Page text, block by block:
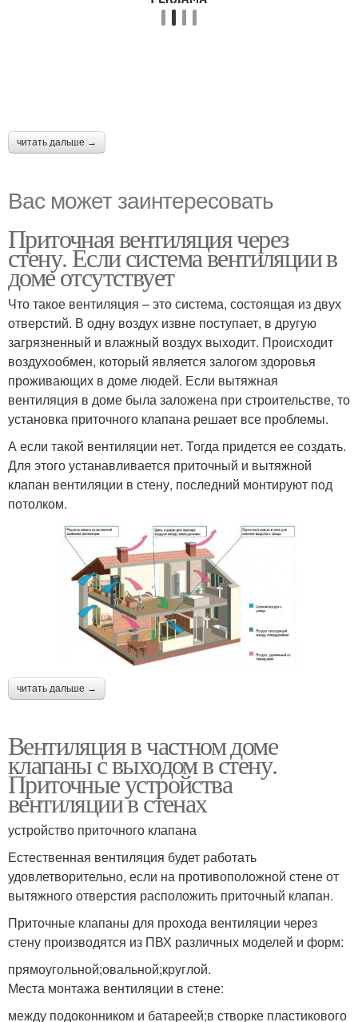
читать дальше →
Вас может заинтересовать
Приточная вентиляция через
стену. Если система вентиляции в
доме отсутствует
Что такое вентиляция – это система, состоящая из двух
отверстий. В одну воздух извне поступает, в другую
загрязненный и влажный воздух выходит. Происходит
воздухообмен, который является залогом здоровья
проживающих в доме людей. Если вытяжная
вентиляция в доме была заложена при строительстве, то
установка приточного клапана решает все проблемы.
А если такой вентиляции нет. Тогда придется ее создать.
Для этого устанавливается приточный и вытяжной
клапан вентиляции в стену, последний монтируют под
потолком.
читать дальше →
Вентиляция в частном доме
клапаны с выходом в стену.
Приточные устройства
вентиляции в стенах
устройство приточного клапана
Естественная вентиляция будет работать
удовлетворительно, если на противоположной стене от
вытяжного отверстия расположить приточный клапан.
Приточные клапаны для прохода вентиляции через
стену производятся из ПВХ различных моделей и форм:
прямоугольной;овальной;круглой.
Места монтажа вентиляции в стене:
между подоконником и батареей;в створке пластикового